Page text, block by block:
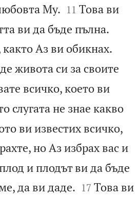
Му.
11 Това ви
ви да бъде пълна.
Аз ви обикнах.
живота си за своите
всичко, което ви
слугата не знае какво
ви известих всичко,
но Аз избрах вас и
и плодът ви да бъде
да ви даде.
17 Това ви